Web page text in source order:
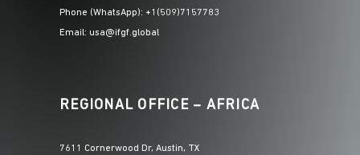
Phone (WhatsApp): +1(509)7157783
Email: usa@ifgf.global
REGIONAL OFFICE – AFRICA
7611 Cornerwood Dr, Austin, TX